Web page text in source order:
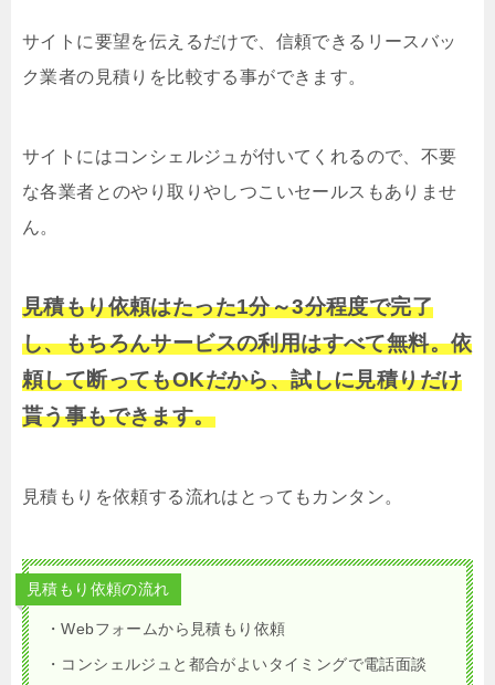
サイトに要望を伝えるだけで、信頼できるリースバッ
ク業者の見積りを比較する事ができます。
サイトにはコンシェルジュが付いてくれるので、不要
な各業者とのやり取りやしつこいセールスもありませ
ん。
見積もり依頼はたった1分～3分程度で完了
し、もちろんサービスの利用はすべて無料。依
頼して断ってもOKだから、試しに見積りだけ
貰う事もできます。
見積もりを依頼する流れはとってもカンタン。
見積もり依頼の流れ
・Webフォームから見積もり依頼
・コンシェルジュと都合がよいタイミングで電話面談